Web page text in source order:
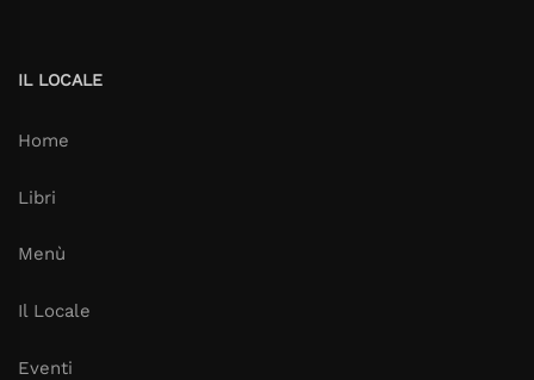
IL LOCALE
Home
Libri
Menù
Il Locale
Eventi